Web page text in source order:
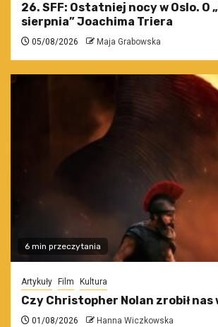
26. SFF: Ostatniej nocy w Oslo. O
sierpnia” Joachima Triera
05/08/2026 Maja Grabowska
6 min przeczytania
Artykuły Film Kultura
Czy Christopher Nolan zrobił nas
01/08/2026 Hanna Wiczkowska